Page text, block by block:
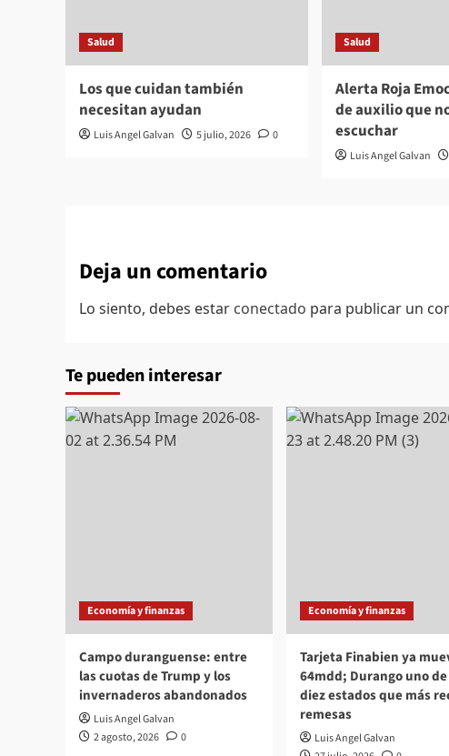
Salud
Los que cuidan también
necesitan ayudan
Luis Angel Galvan 5 julio, 2026 0
Salud
Alerta Roja
de auxilio que
escuchar
Luis Angel Galvan
Deja un comentario
Lo siento, debes estar conectado para publicar un
Te pueden interesar
Economía y finanzas
Campo duranguense: entre
las cuotas de Trump y los
invernaderos abandonados
Luis Angel Galvan
2 agosto, 2026
0
Economía y finanzas
Tarjeta Finabien ya
64mdd; Durango uno
diez estados que más
remesas
Luis Angel Galvan